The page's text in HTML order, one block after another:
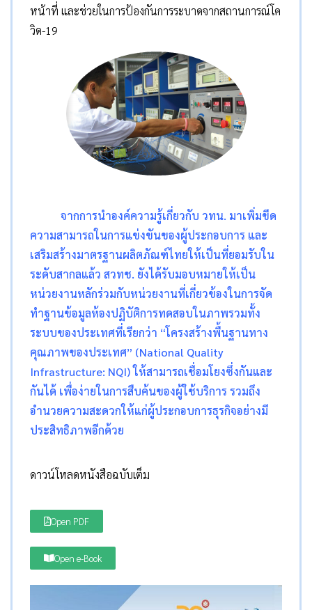
หน้าที่ และช่วยในการป้องกันการระบาดจากสถานการณ์โค
วิด-19
จากการนำองค์ความรู้เกี่ยวกับ วทน. มาเพิ่มขีด
ความสามารถในการแข่งขันของผู้ประกอบการ และ
เสริมสร้างมาตรฐานผลิตภัณฑ์ไทยให้เป็นที่ยอมรับใน
ระดับสากลแล้ว สวทช. ยังได้รับมอบหมายให้เป็น
หน่วยงานหลักร่วมกับหน่วยงานที่เกี่ยวข้องในการจัด
ทำฐานข้อมูลห้องปฏิบัติการทดสอบในภาพรวมทั้ง
ระบบของประเทศที่เรียกว่า “โครงสร้างพื้นฐานทาง
คุณภาพของประเทศ” (National Quality
Infrastructure: NQI) ให้สามารถเชื่อมโยงซึ่งกันและ
กันได้ เพื่อง่ายในการสืบค้นของผู้ใช้บริการ รวมถึง
อำนวยความสะดวกให้แก่ผู้ประกอบการธุรกิจอย่างมี
ประสิทธิภาพอีกด้วย
ดาวน์โหลดหนังสือฉบับเต็ม
Open PDF
Open e-Book